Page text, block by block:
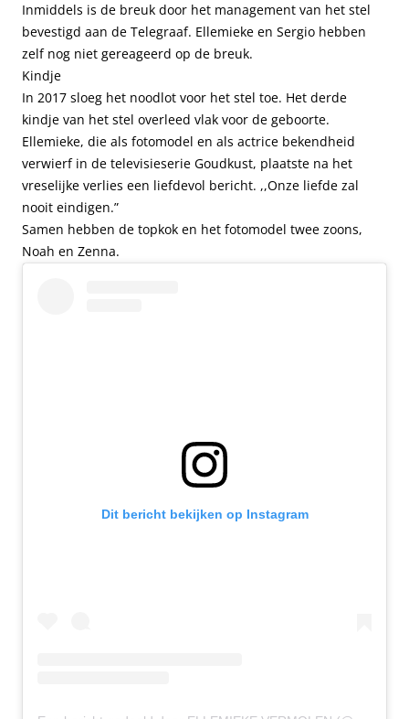
Inmiddels is de breuk door het management van het stel
bevestigd aan de Telegraaf. Ellemieke en Sergio hebben
zelf nog niet gereageerd op de breuk.
Kindje
In 2017 sloeg het noodlot voor het stel toe. Het derde
kindje van het stel overleed vlak voor de geboorte.
Ellemieke, die als fotomodel en als actrice bekendheid
verwierf in de televisieserie Goudkust, plaatste na het
vreselijke verlies een liefdevol bericht. ,,Onze liefde zal
nooit eindigen.”
Samen hebben de topkok en het fotomodel twee zoons,
Noah en Zenna.
Dit bericht bekijken op Instagram